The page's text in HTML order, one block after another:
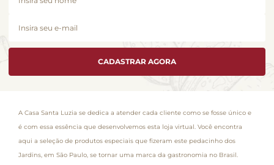
CADASTRAR AGORA
A Casa Santa Luzia se dedica a atender cada cliente como se fosse único e
é com essa essência que desenvolvemos esta loja virtual. Você encontra
aqui a seleção de produtos especiais que fizeram este pedacinho dos
Jardins, em São Paulo, se tornar uma marca da gastronomia no Brasil.